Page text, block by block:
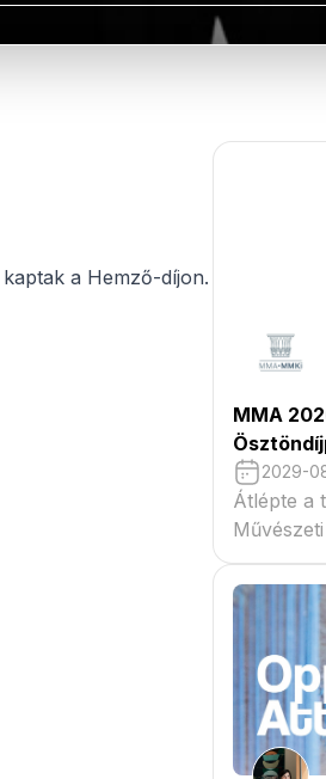
a Hemző-díjon.
MMA
2029-
Átlépte a
a